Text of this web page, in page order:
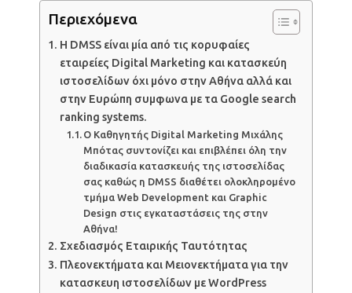
Περιεχόμενα
Η DMSS είναι μία από τις κορυφαίες
εταιρείες Digital Marketing και κατασκεύη
ιστοσελίδων όχι μόνο στην Αθήνα αλλά και
στην Ευρώπη συμφωνα με τα Google search
ranking systems.
Ο Καθηγητής Digital Marketing Μιχάλης
Μπότας συντονίζει και επιβλέπει όλη την
διαδικασία κατασκευής της ιστοσελίδας
σας καθώς η DMSS διαθέτει ολοκληρομένο
τμήμα Web Development και Graphic
Design στις εγκαταστάσεις της στην
Αθήνα!
Σχεδιασμός Εταιρικής Ταυτότητας
Πλεονεκτήματα και Μειονεκτήματα για την
κατασκευη ιστοσελίδων με WordPress